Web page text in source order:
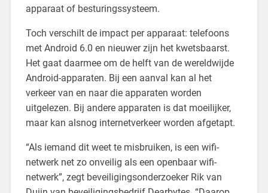
apparaat of besturingssysteem.
Toch verschilt de impact per apparaat: telefoons
met Android 6.0 en nieuwer zijn het kwetsbaarst.
Het gaat daarmee om de helft van de wereldwijde
Android-apparaten. Bij een aanval kan al het
verkeer van en naar die apparaten worden
uitgelezen. Bij andere apparaten is dat moeilijker,
maar kan alsnog internetverkeer worden afgetapt.
“Als iemand dit weet te misbruiken, is een wifi-
netwerk net zo onveilig als een openbaar wifi-
netwerk”, zegt beveiligingsonderzoeker Rik van